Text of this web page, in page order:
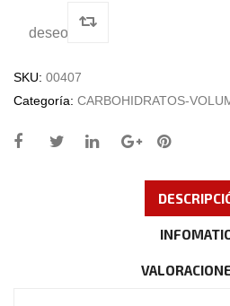
deseos
SKU: 00407
Categoría: CARBOHIDRATOS-